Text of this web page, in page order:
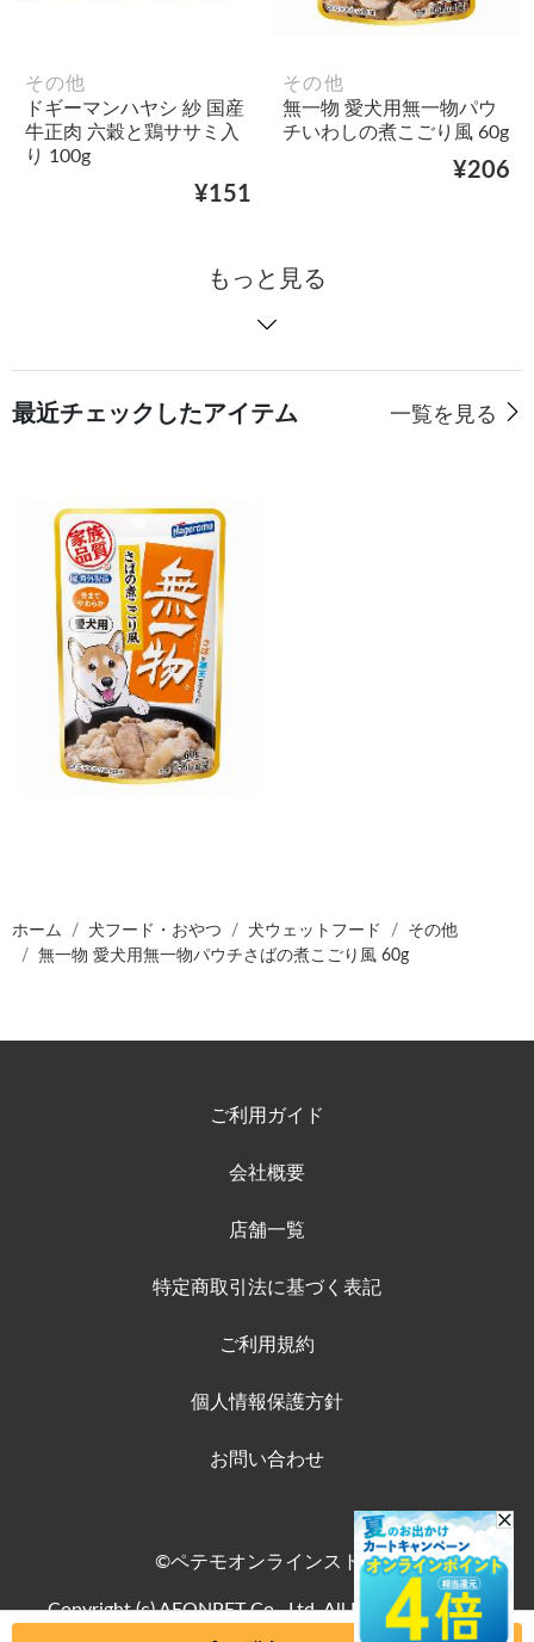
その他
ドギーマンハヤシ 紗 国産
牛正肉 六穀と鶏ササミ入
り 100g
¥151
その他
無一物 愛犬用無一物パウ
チいわしの煮こごり風 60g
¥206
もっと見る
最近チェックしたアイテム 一覧を見る
ホーム 犬フード・おやつ 犬ウェットフード
その他
無一物 愛犬用無一物パウチさばの煮こごり風 60g
ご利用ガイド
会社概要
店舗一覧
特定商取引法に基づく表記
ご利用規約
個人情報保護方針
お問い合わせ
©ペテモオンラインストア
Copyright (c) AEONPET Co., Ltd. All Rights Reserved.